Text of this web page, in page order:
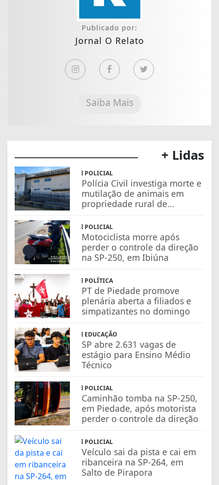
Publicado por:
Jornal O Relato
Saiba Mais
+ Lidas
POLICIAL
Polícia Civil investiga morte e
mutilação de animais em
propriedade rural de...
POLICIAL
Motociclista morre após
perder o controle da direção
na SP-250, em Ibiúna
POLÍTICA
PT de Piedade promove
plenária aberta a filiados e
simpatizantes no domingo
EDUCAÇÃO
SP abre 2.631 vagas de
estágio para Ensino Médio
Técnico
POLICIAL
Caminhão tomba na SP-250,
em Piedade, após motorista
perder o controle da direção
POLICIAL
Veículo sai da pista e cai em
ribanceira na SP-264, em
Salto de Pirapora